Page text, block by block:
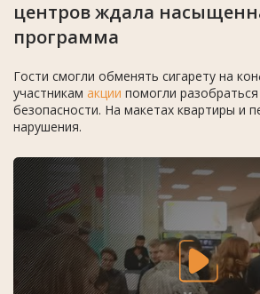
центров ждала
программа
Гости смогли обменять сигарету на
участникам акции помогли
безопасности. На макетах квартиры и
нарушения.